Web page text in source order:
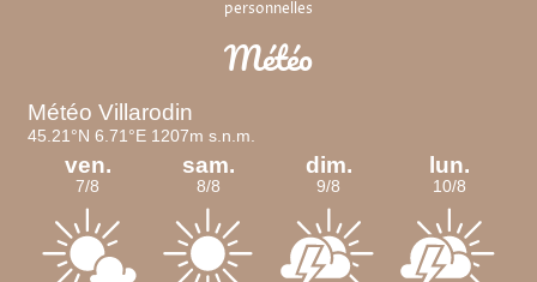
personnelles
Météo